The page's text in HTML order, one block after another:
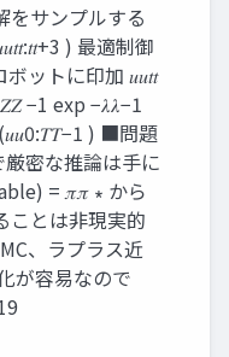
をサンプルする
) 最適制御
ットに印加 𝑢𝑢𝑡𝑡
−1 exp −𝜆𝜆−1
) ■問題
密な推論は手に
= 𝜋𝜋 ∗ から
ことは非現実的
、ラプラス近
が容易なので